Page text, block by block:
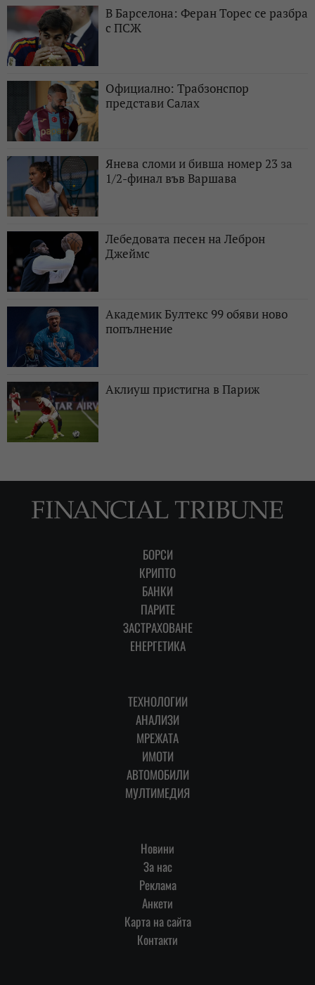
В Барселона: Феран Торес се разбра
с ПСЖ
Официално: Трабзонспор
представи Салах
Янева сломи и бивша номер 23 за
1/2-финал във Варшава
Лебедовата песен на Леброн
Джеймс
Академик Бултекс 99 обяви ново
попълнение
Аклиуш пристигна в Париж
БОРСИ
КРИПТО
БАНКИ
ПАРИТЕ
ЗАСТРАХОВАНЕ
ЕНЕРГЕТИКА
ТЕХНОЛОГИИ
АНАЛИЗИ
МРЕЖАТА
ИМОТИ
АВТОМОБИЛИ
МУЛТИМЕДИЯ
Новини
За нас
Реклама
Анкети
Карта на сайта
Контакти